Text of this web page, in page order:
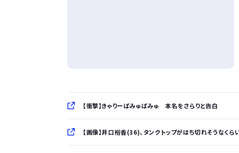
【衝撃】きゃりーぱみゅぱみゅ 本名をさらりと告白
【画像】井口裕香(36)、タンクトップがはち切れそうなくらい